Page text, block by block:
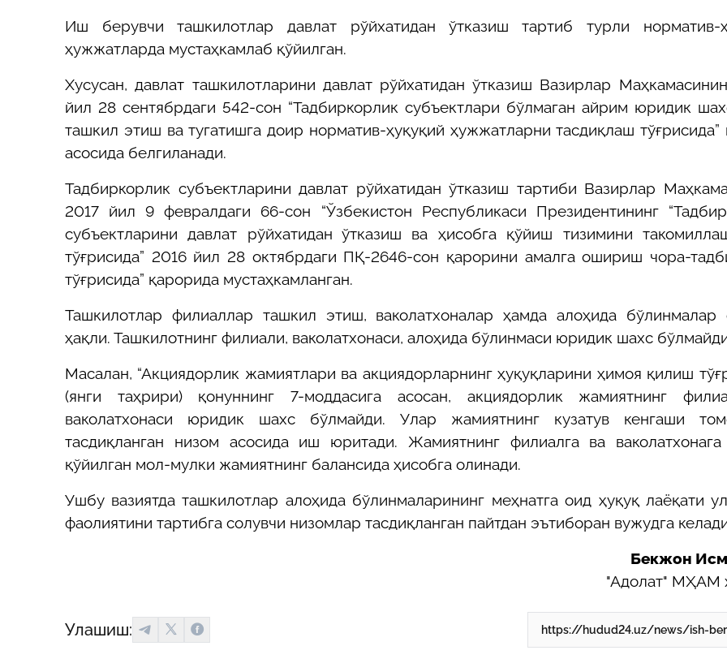
Иш берувчи ташкилотлар давлат рўйхатидан ўтказиш тартиб турли норматив-
ҳужжатларда мустаҳкамлаб қўйилган.
Хусусан, давлат ташкилотларини давлат рўйхатидан ўтказиш Вазирлар
йил 28 сентябрдаги 542-сон “Тадбиркорлик субъектлари бўлмаган айрим юридик
ташкил этиш ва тугатишга доир норматив-ҳуқуқий ҳужжатларни тасдиқлаш тўғрисида”
асосида белгиланади.
Тадбиркорлик субъектларини давлат рўйхатидан ўтказиш тартиби Вазирлар
2017 йил 9 февралдаги 66-сон “Ўзбекистон Республикаси Президентининг
субъектларини давлат рўйхатидан ўтказиш ва ҳисобга қўйиш тизимини
тўғрисида” 2016 йил 28 октябрдаги ПҚ-2646-сон қарорини амалга ошириш чора-
тўғрисида” қарорида мустаҳкамланган.
Ташкилотлар филиаллар ташкил этиш, ваколатхоналар ҳамда алоҳида бўлинмалар
ҳақли. Ташкилотнинг филиали, ваколатхонаси, алоҳида бўлинмаси юридик шахс
Масалан, “Акциядорлик жамиятлари ва акциядорларнинг ҳуқуқларини ҳимоя қилиш
(янги таҳрири) қонуннинг 7-моддасига асосан, акциядорлик жамиятнинг
ваколатхонаси юридик шахс бўлмайди. Улар жамиятнинг кузатув кенгаши
тасдиқланган низом асосида иш юритади. Жамиятнинг филиалга ва
қўйилган мол-мулки жамиятнинг балансида ҳисобга олинади.
Ушбу вазиятда ташкилотлар алоҳида бўлинмаларининг меҳнатга оид ҳуқуқ лаёқати
фаолиятини тартибга солувчи низомлар тасдиқланган пайтдан эътиборан вужудга
Бекжон
"Адолат" МҲАМ
Улашиш: